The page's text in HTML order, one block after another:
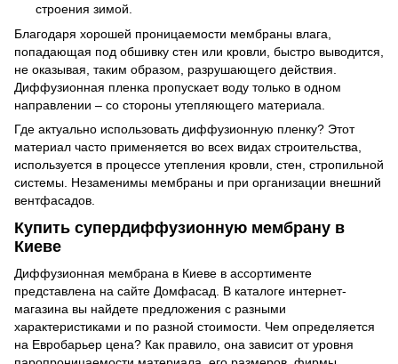
строения зимой.
Благодаря хорошей проницаемости мембраны влага,
попадающая под обшивку стен или кровли, быстро выводится,
не оказывая, таким образом, разрушающего действия.
Диффузионная пленка пропускает воду только в одном
направлении – со стороны утепляющего материала.
Где актуально использовать диффузионную пленку? Этот
материал часто применяется во всех видах строительства,
используется в процессе утепления кровли, стен, стропильной
системы. Незаменимы мембраны и при организации внешний
вентфасадов.
Купить супердиффузионную мембрану в
Киеве
Диффузионная мембрана в Киеве в ассортименте
представлена на сайте Домфасад. В каталоге интернет-
магазина вы найдете предложения с разными
характеристиками и по разной стоимости. Чем определяется
на Евробарьер цена? Как правило, она зависит от уровня